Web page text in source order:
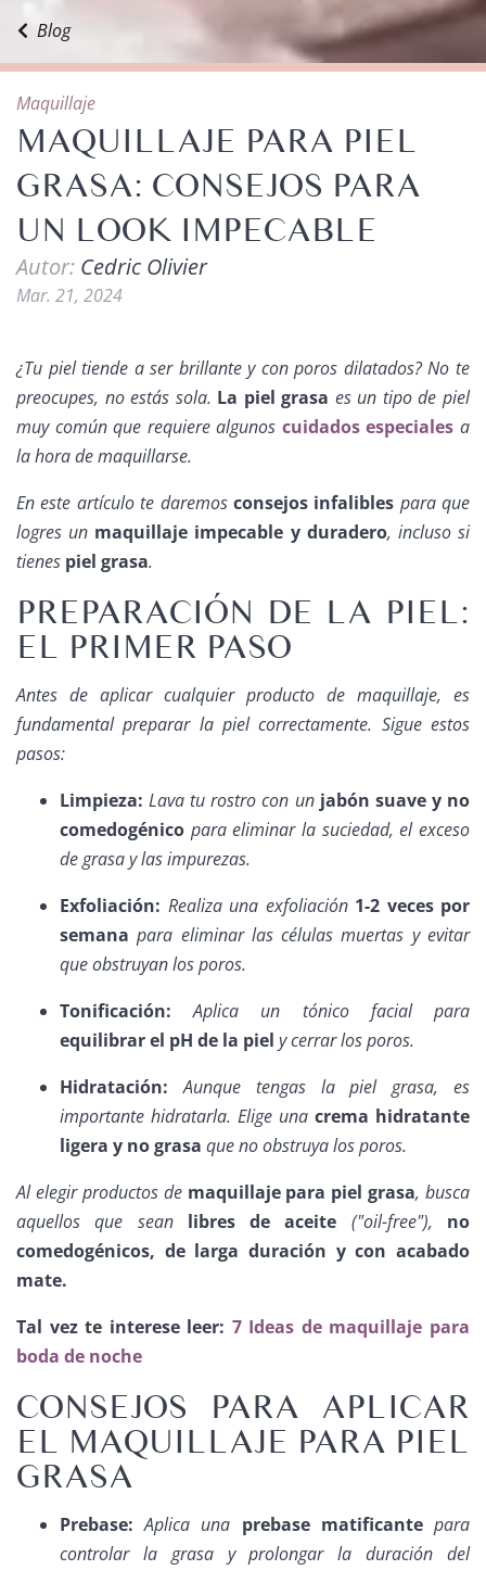
Blog
Maquillaje
MAQUILLAJE PARA PIEL
GRASA: CONSEJOS PARA
UN LOOK IMPECABLE
Autor: Cedric Olivier
Mar. 21, 2024
¿Tu piel tiende a ser brillante y con poros dilatados? No te
preocupes, no estás sola. La piel grasa es un tipo de piel
muy común que requiere algunos cuidados especiales a
la hora de maquillarse.
En este artículo te daremos consejos infalibles para que
logres un maquillaje impecable y duradero, incluso si
tienes piel grasa.
PREPARACIÓN DE LA PIEL:
EL PRIMER PASO
Antes de aplicar cualquier producto de maquillaje, es
fundamental preparar la piel correctamente. Sigue estos
pasos:
Limpieza: Lava tu rostro con un jabón suave y no
comedogénico para eliminar la suciedad, el exceso
de grasa y las impurezas.
Exfoliación: Realiza una exfoliación 1-2 veces por
semana para eliminar las células muertas y evitar
que obstruyan los poros.
Tonificación: Aplica un tónico facial para
equilibrar el pH de la piel y cerrar los poros.
Hidratación: Aunque tengas la piel grasa, es
importante hidratarla. Elige una crema hidratante
ligera y no grasa que no obstruya los poros.
Al elegir productos de maquillaje para piel grasa, busca
aquellos que sean libres de aceite ("oil-free"), no
comedogénicos, de larga duración y con acabado
mate.
Tal vez te interese leer: 7 Ideas de maquillaje para
boda de noche
CONSEJOS PARA APLICAR
EL MAQUILLAJE PARA PIEL
GRASA
Prebase: Aplica una prebase matificantepara
controlar la grasa y prolongar la duración del